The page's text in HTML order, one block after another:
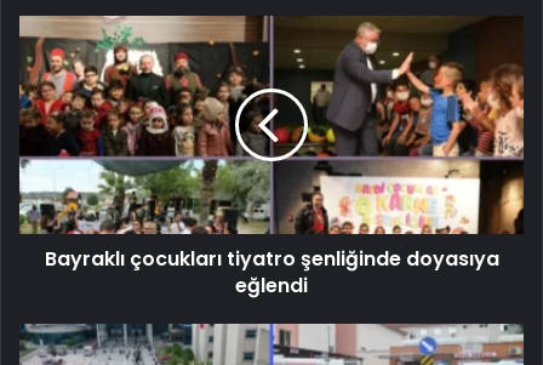
Bayraklı çocukları tiyatro şenliğinde doyasıya
eğlendi